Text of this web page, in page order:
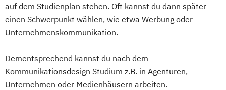
auf dem Studienplan stehen. Oft kannst du dann später
einen Schwerpunkt wählen, wie etwa Werbung oder
Unternehmenskommunikation.
Dementsprechend kannst du nach dem
Kommunikationsdesign Studium z.B. in Agenturen,
Unternehmen oder Medienhäusern arbeiten.